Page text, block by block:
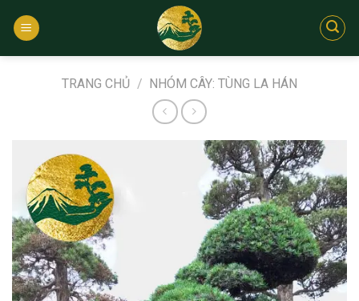
qua
TRANG CHỦ / NHÓM CÂY: TÙNG LA HÁN